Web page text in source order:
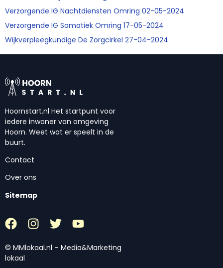
Verzorgende IG Nachtdiensten Omring 02-05-2024
Verzorgende IG Somatiek Omring 17-05-2024
Wijkverpleegkundige De Zorgcirkel 27-04-2024
Hoornstart.nl Het startpunt voor
iedere inwoner van omgeving
Hoorn. Weet wat er speelt in de
buurt.
Contact
Over ons
Sitemap
© MMlokaal.nl – Media&Marketing
lokaal